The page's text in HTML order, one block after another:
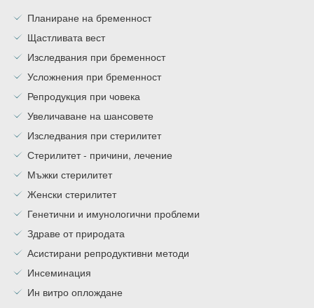
Планиране на бременност
Щастливата вест
Изследвания при бременност
Усложнения при бременност
Репродукция при човека
Увеличаване на шансовете
Изследвания при стерилитет
Стерилитет - причини, лечение
Мъжки стерилитет
Женски стерилитет
Генетични и имунологични проблеми
Здраве от природата
Асистирани репродуктивни методи
Инсеминация
Ин витро оплождане